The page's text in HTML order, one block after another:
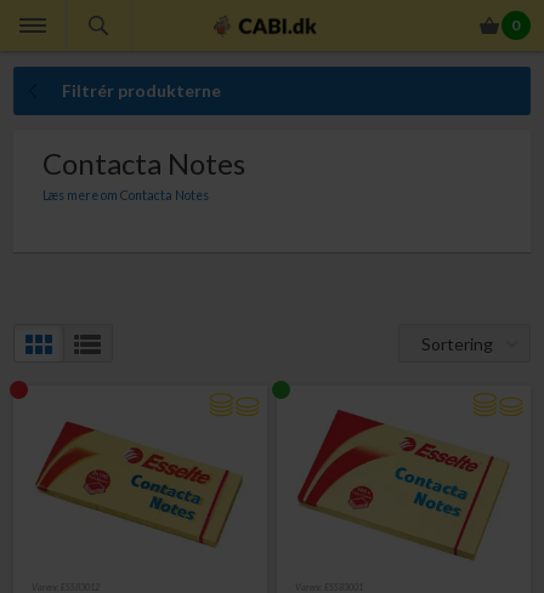
0
Filtrér produkterne
Contacta Notes
Læs mere om Contacta Notes
Sortering